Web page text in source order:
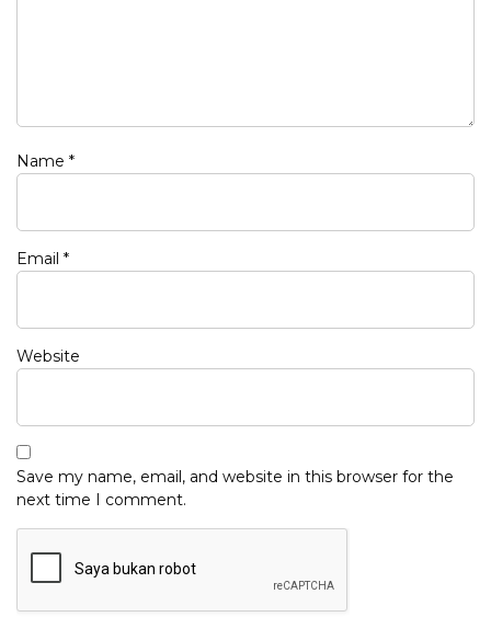
Name *
Email *
Website
Save my name, email, and website in this browser for the
next time I comment.